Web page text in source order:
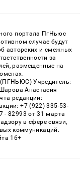
портала ПгНьюс
случае будут
авторских и смежных
за
размещенные на
(ПГНЬЮС) Учредитель:
Анастасия
редакции:
+7 (922) 335-53-
- 82993 от 31 марта
в сфере связи,
коммуникаций.
16+